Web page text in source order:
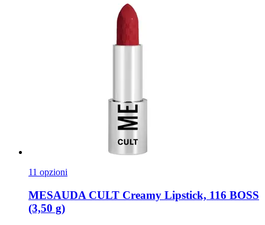
11 opzioni
MESAUDA CULT Creamy Lipstick, 116 BOSS
(3,50 g)